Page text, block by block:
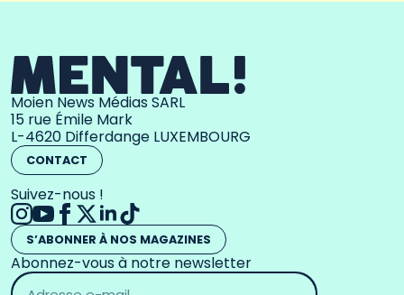
Moien News Médias SARL
15 rue Émile Mark
L-4620 Differdange LUXEMBOURG
CONTACT
Suivez-nous !
S’ABONNER À NOS MAGAZINES
Abonnez-vous à notre newsletter
Adresse